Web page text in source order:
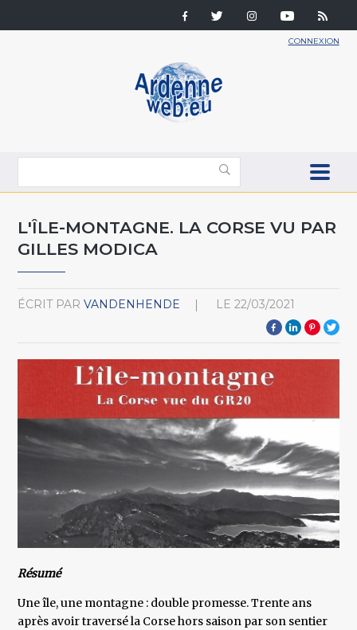
CONNEXION
L'ÎLE-MONTAGNE. LA CORSE VU PAR
GILLES MODICA
ÉCRIT PAR VANDENHENDE LE 22/03/2021
Résumé
Une île, une montagne : double promesse. Trente ans
après avoir traversé la Corse hors saison par son sentier